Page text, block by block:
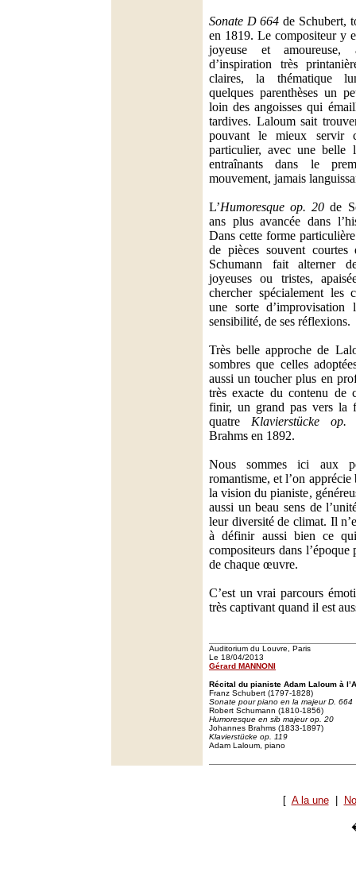
Sonate D 664 de Schubert,
en 1819. Le compositeur y
joyeuse et amoureuse,
d’inspiration très
claires, la thématique
quelques parenthèses un
loin des angoisses qui
tardives. Laloum sait
pouvant le mieux servir
particulier, avec une
entraînants dans le
mouvement, jamais
L’Humoresque op. 20 de
ans plus avancée dans
Dans cette forme
de pièces souvent courtes
Schumann fait alterner
joyeuses ou tristes,
chercher spécialement les
une sorte d’improvisation
sensibilité, de ses réflexions.
Très belle approche de
sombres que celles
aussi un toucher plus en
très exacte du contenu de
finir, un grand pas vers la
quatre Klavierstücke op.
Brahms en 1892.
Nous sommes ici aux
romantisme, et l’on apprécie
la vision du pianiste,
aussi un beau sens de
leur diversité de climat. Il
à définir aussi bien ce
compositeurs dans
de chaque œuvre.
C’est un vrai parcours
très captivant quand il est
Auditorium du Louvre, Paris
Le 18/04/2013
Gérard MANNONI
Récital du pianiste Adam Laloum à
Franz Schubert (1797-1828)
Sonate pour piano en la majeur D. 664
Robert Schumann (1810-1856)
Humoresque en sib majeur op. 20
Johannes Brahms (1833-1897)
Klavierstücke op. 119
Adam Laloum, piano
[ A la une|